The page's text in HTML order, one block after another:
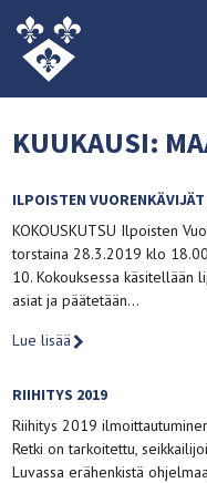
KUUKAUSI:
ILPOISTEN
KOKOUSKUTSU Ilpoisten
torstaina 28.3.2019 klo
10. Kokouksessa käsitellään
asiat ja päätetään…
Lue lisää
RIIHITYS 2019
Riihitys 2019
Retki on tarkoitettu,
Luvassa erähenkistä